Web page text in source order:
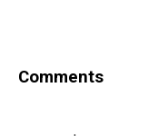
Comments